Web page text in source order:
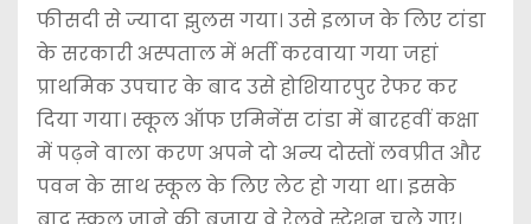
फीसदी से ज्यादा झुलस गया। उसे इलाज के लिए टांडा
के सरकारी अस्पताल में भर्ती करवाया गया जहां
प्राथमिक उपचार के बाद उसे होशियारपुर रेफर कर
दिया गया। स्कूल ऑफ एमिनेंस टांडा में बारहवीं कक्षा
में पढ़ने वाला करण अपने दो अन्य दोस्तों लवप्रीत और
पवन के साथ स्कूल के लिए लेट हो गया था। इसके